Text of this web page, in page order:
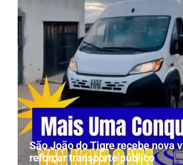
São João do Tigre recebe nova
reforçar transporte público